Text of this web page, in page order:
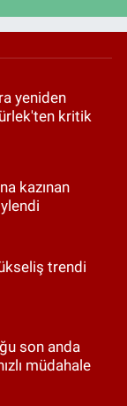
yeniden
kritik
kazınan
trendi
son anda
müdahale